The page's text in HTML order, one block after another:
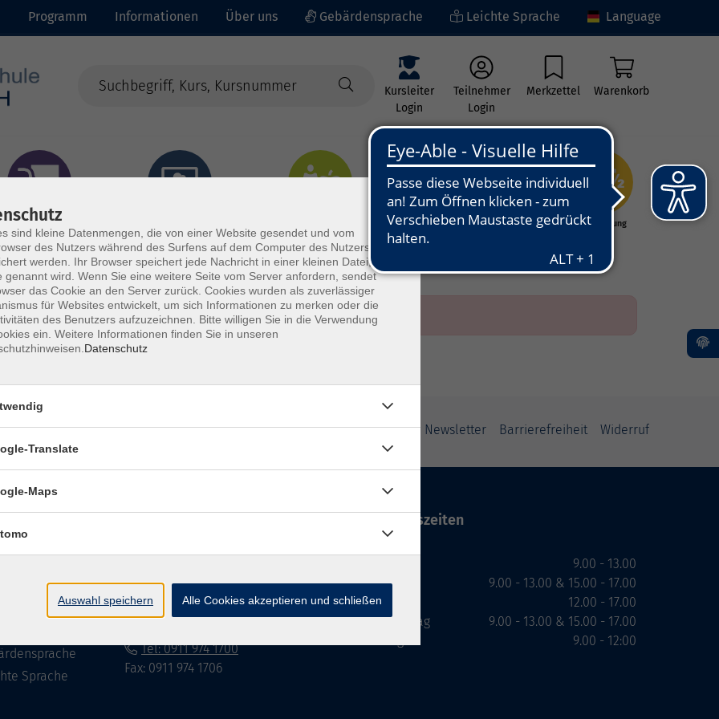
Programm Informationen Über uns Gebärdensprache Leichte Sprache Language
Kursleiter
Login
Teilnehmer
Login
Merkzettel Warenkorb
- Integration
Kunst - Kultur -
Grundbildung
Impressum Datenschutzerklärung AGB Newsletter Barrierefreiheit Widerruf
Sprache
90762 Fürth
info@vhs-fuerth.de
Tel: 0911 974 1700
Fax: 0911 974 1706
Öffnungszeiten
Dienstag
Mittwoch
Donnerstag
9.00 - 13.00
9.00 - 13.00 & 15.00 - 17.00
12.00 - 17.00
9.00 - 13.00 & 15.00 - 17.00
9.00 - 12:00
sind kleine Datenmengen, die von einer Website gesendet und vom
des Nutzers während des Surfens auf dem Computer des Nutzers
werden. Ihr Browser speichert jede Nachricht in einer kleinen Datei, die
genannt wird. Wenn Sie eine weitere Seite vom Server anfordern, sendet
das Cookie an den Server zurück. Cookies wurden als zuverlässiger
für Websites entwickelt, um sich Informationen zu merken oder die
des Benutzers aufzuzeichnen. Bitte willigen Sie in die Verwendung
ein. Weitere Informationen finden Sie in unseren
Datenschutz
×
Translate
Maps
Auswahl speichern Alle Cookies akzeptieren und schließen